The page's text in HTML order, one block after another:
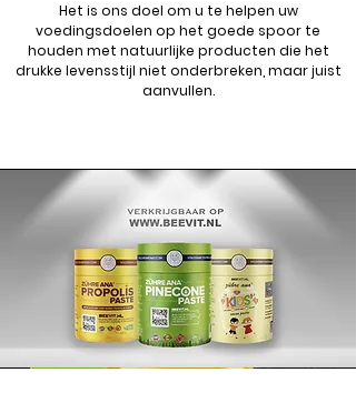
Het is ons doel om u te helpen uw
voedingsdoelen op het goede spoor te
houden met natuurlijke producten die het
drukke levensstijl niet onderbreken, maar juist
aanvullen.